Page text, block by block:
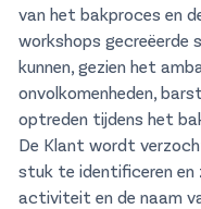
van het bakproces en
workshops gecreëerde
kunnen, gezien het
onvolkomenheden,
optreden tijdens het
De Klant wordt
stuk te identificeren en
activiteit en de naam